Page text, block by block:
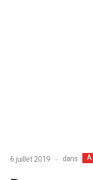
6 juillet 2019 dans